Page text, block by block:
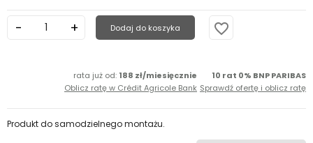
Dodaj do koszyka favorite_border
rata już od: 188 zł/miesięcznie
Oblicz ratę w Crédit Agricole Bank
10 rat 0% BNP PARIBAS
Sprawdź ofertę i oblicz ratę
Produkt do samodzielnego montażu.